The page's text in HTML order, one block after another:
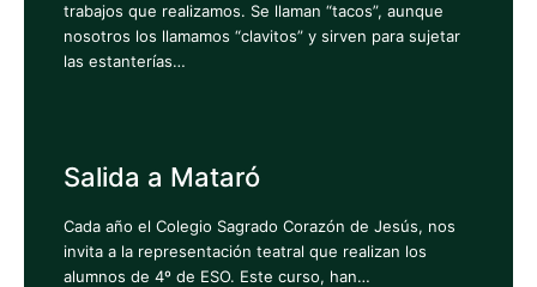
trabajos que realizamos. Se llaman “tacos”, aunque
nosotros los llamamos “clavitos” y sirven para sujetar
las estanterías…
Salida a Mataró
Cada año el Colegio Sagrado Corazón de Jesús, nos
invita a la representación teatral que realizan los
alumnos de 4º de ESO. Este curso, han…